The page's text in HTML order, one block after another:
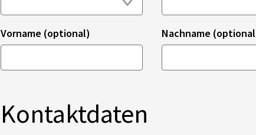
Vorname (optional) Nachname
Kontaktdaten